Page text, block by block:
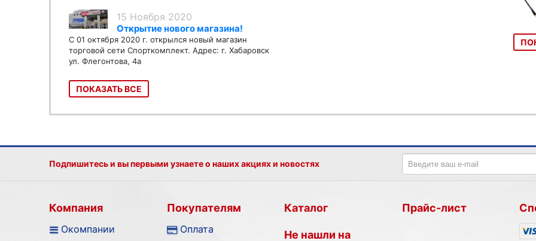
15 Ноября 2020
Открытие нового магазина!
С 01 октября 2020 г. открылся новый магазин
торговой сети Спорткомплект. Адрес: г. Хабаровск
ул. Флегонтова, 4а
ПОКАЗАТЬ ВСЕ
Подпишитесь и вы первыми узнаете о наших акциях и новостях
Компания
Окомпании
Покупателям
Оплата
Каталог
Не нашли на
Прайс-лист